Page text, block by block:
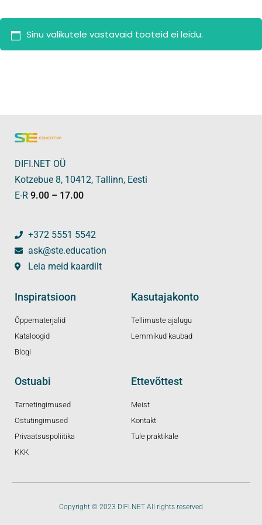
Sinu valikutele vastavaid tooteid ei leidu.
DIFI.NET OÜ
Kotzebue 8, 10412, Tallinn, Eesti
E-R 9.00 – 17.00
+372 5551 5542
ask@ste.education
Leia meid kaardilt
Inspiratsioon
Õppematerjalid
Kataloogid
Blogi
Kasutajakonto
Tellimuste ajalugu
Lemmikud kaubad
Ostuabi
Tarnetingimused
Ostutingimused
Privaatsuspoliitika
KKK
Ettevõttest
Meist
Kontakt
Tule praktikale
Copyright © 2023 DIFI.NET All rights reserved